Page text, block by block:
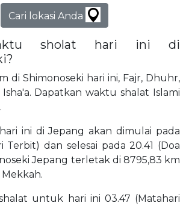
Cari lokasi Anda
sholat hari ini di
di Shimonoseki hari ini, Fajr, Dhuhr,
Dapatkan waktu shalat Islami
ini di Jepang akan dimulai pada
Terbit) dan selesai pada 20.41 (Doa
Jepang terletak di 8795,83 km
untuk hari ini 03.47 (Matahari